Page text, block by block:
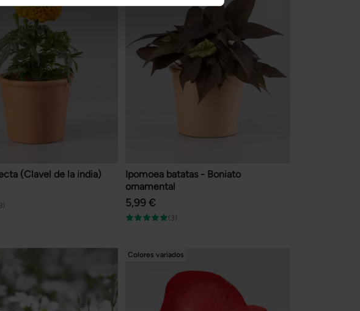
(Clavel de la india)
Ipomoea batatas - Boniato
ornamental
5,99 €
(3)
Colores variados